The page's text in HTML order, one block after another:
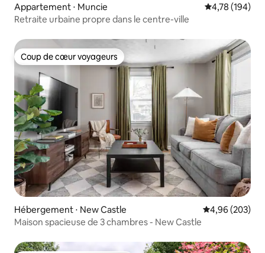
Appartement ⋅ Muncie Évaluation
4,78 (194)
Retraite urbaine propre dans le centre-ville
Coup de cœur voyageurs
Coup de cœur voyageurs
Hébergement ⋅ New Castle Évaluation
4,96 (203)
Maison spacieuse de 3 chambres - New Castle